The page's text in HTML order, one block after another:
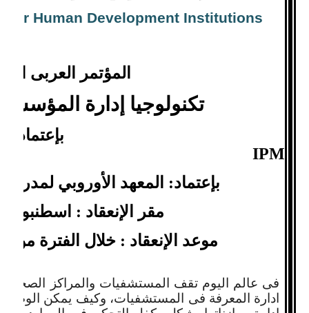
for Human Development Institutions
المؤتمر العربى
تكنولوجيا إدارة
بإعتماد
IPM
بإعتماد: المعهد الأوروبي لمدراء
مقر الإنعقاد : اسطنبول
موعد الإنعقاد : خلال الفترة من 3 الى 7 مايو 2015م
فى عالم اليوم تقف المستشفيات والمراكز الصحية
ادارة المعرفة فى المستشفيات، وكيف يمكن